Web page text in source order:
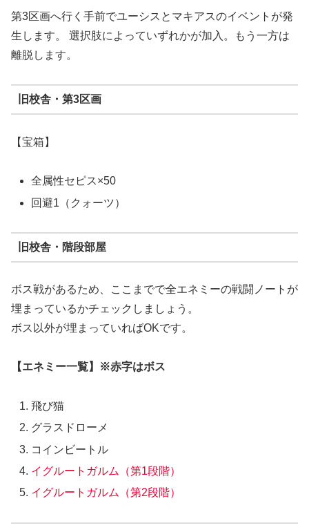
第3区画へ行く手前でユーシスとマキアスのイベントが発
生します。 選択肢によっていずれかが加入。もう一方は
離脱します。
旧校舎・第3区画
【宝箱】
全属性セピス×50
回避1（クォーツ）
旧校舎・階段部屋
ボス戦があるため、ここまでで全エネミーの戦闘ノートが
埋まっているかチェックしましょう。
ボス以外が埋まっていればOKです。
【エネミー一覧】※赤字はボス
飛び猫
グラスドローメ
コインビートル
イグルートガルム（第1段階）
イグルートガルム（第2段階）